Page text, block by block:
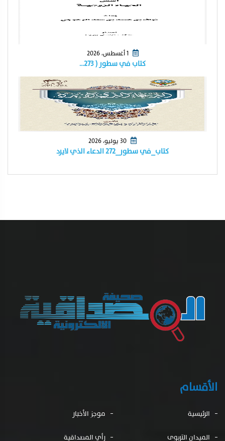
1 أغسطس، 2026
كتاب في سطور ( ٢٧٣…
كتاب_في سطور_٢٧٢ الدعاء الذي لايرد
الأقسام
الرئيسية موجز الأخبار
الميدان التربوى رأي المصداقية